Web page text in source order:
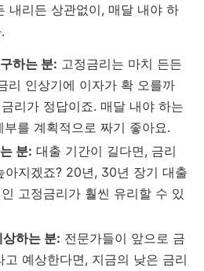
내리든 상관없이, 매달 내야 하
하는 분: 고정금리는 마치 든든
리 인상기에 이자가 확 오를까
리가 정답이죠. 매달 내야 하는
를 계획적으로 짜기 좋아요.
분: 대출 기간이 길다면, 금리
아지겠죠? 20년, 30년 장기 대출
고정금리가 훨씬 유리할 수 있
하는 분: 전문가들이 앞으로 금
예상한다면, 지금의 낮은 금리